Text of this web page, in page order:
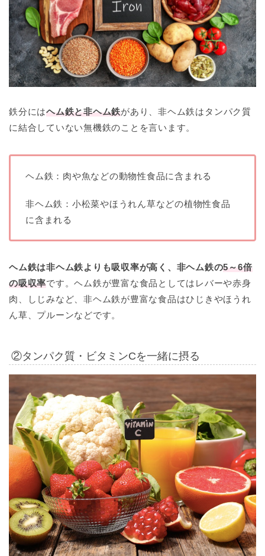
鉄分にはヘム鉄と非ヘム鉄があり、非ヘム鉄はタンパク質
に結合していない無機鉄のことを言います。
ヘム鉄：肉や魚などの動物性食品に含まれる
非ヘム鉄：小松菜やほうれん草などの植物性食品
に含まれる
ヘム鉄は非ヘム鉄よりも吸収率が高く、非ヘム鉄の5～6倍
の吸収率です。ヘム鉄が豊富な食品としてはレバーや赤身
肉、しじみなど、非ヘム鉄が豊富な食品はひじきやほうれ
ん草、プルーンなどです。
②タンパク質・ビタミンCを一緒に摂る